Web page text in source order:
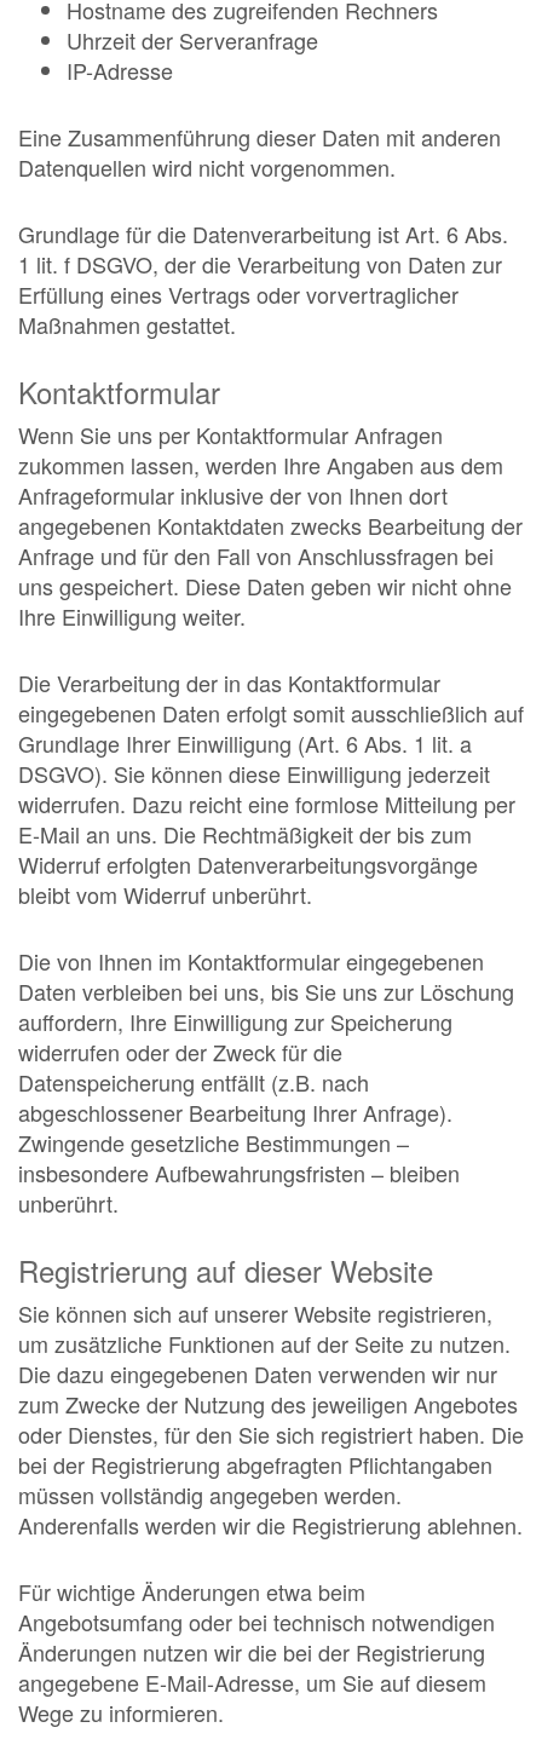
Hostname des zugreifenden Rechners
Uhrzeit der Serveranfrage
IP-Adresse
Eine Zusammenführung dieser Daten mit anderen
Datenquellen wird nicht vorgenommen.
Grundlage für die Datenverarbeitung ist Art. 6 Abs.
1 lit. f DSGVO, der die Verarbeitung von Daten zur
Erfüllung eines Vertrags oder vorvertraglicher
Maßnahmen gestattet.
Kontaktformular
Wenn Sie uns per Kontaktformular Anfragen
zukommen lassen, werden Ihre Angaben aus dem
Anfrageformular inklusive der von Ihnen dort
angegebenen Kontaktdaten zwecks Bearbeitung der
Anfrage und für den Fall von Anschlussfragen bei
uns gespeichert. Diese Daten geben wir nicht ohne
Ihre Einwilligung weiter.
Die Verarbeitung der in das Kontaktformular
eingegebenen Daten erfolgt somit ausschließlich auf
Grundlage Ihrer Einwilligung (Art. 6 Abs. 1 lit. a
DSGVO). Sie können diese Einwilligung jederzeit
widerrufen. Dazu reicht eine formlose Mitteilung per
E-Mail an uns. Die Rechtmäßigkeit der bis zum
Widerruf erfolgten Datenverarbeitungsvorgänge
bleibt vom Widerruf unberührt.
Die von Ihnen im Kontaktformular eingegebenen
Daten verbleiben bei uns, bis Sie uns zur Löschung
auffordern, Ihre Einwilligung zur Speicherung
widerrufen oder der Zweck für die
Datenspeicherung entfällt (z.B. nach
abgeschlossener Bearbeitung Ihrer Anfrage).
Zwingende gesetzliche Bestimmungen –
insbesondere Aufbewahrungsfristen – bleiben
unberührt.
Registrierung auf dieser Website
Sie können sich auf unserer Website registrieren,
um zusätzliche Funktionen auf der Seite zu nutzen.
Die dazu eingegebenen Daten verwenden wir nur
zum Zwecke der Nutzung des jeweiligen Angebotes
oder Dienstes, für den Sie sich registriert haben. Die
bei der Registrierung abgefragten Pflichtangaben
müssen vollständig angegeben werden.
Anderenfalls werden wir die Registrierung ablehnen.
Für wichtige Änderungen etwa beim
Angebotsumfang oder bei technisch notwendigen
Änderungen nutzen wir die bei der Registrierung
angegebene E-Mail-Adresse, um Sie auf diesem
Wege zu informieren.